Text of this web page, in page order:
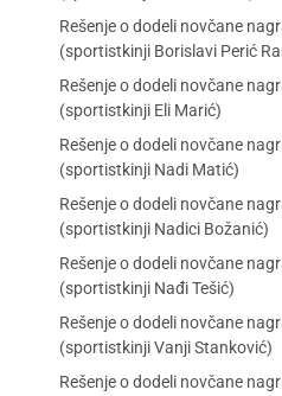
Rešenje o dodeli novčane
(sportistkinji Borislavi Perić
Rešenje o dodeli novčane
(sportistkinji Eli Marić)
Rešenje o dodeli novčane
(sportistkinji Nadi Matić)
Rešenje o dodeli novčane
(sportistkinji Nadici Božanić)
Rešenje o dodeli novčane
(sportistkinji Nađi Tešić)
Rešenje o dodeli novčane
(sportistkinji Vanji Stanković)
Rešenje o dodeli novčane